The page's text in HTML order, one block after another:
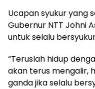
Ucapan syukur yang
Gubernur NTT Johni
untuk selalu
“Teruslah hidup
akan terus mengalir,
ganda jika selalu